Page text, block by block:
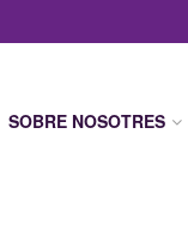
SOBRE NOSOTRES